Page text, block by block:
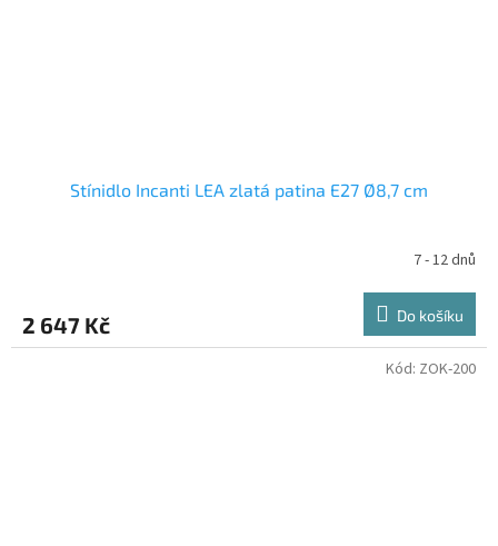
Stínidlo Incanti LEA zlatá patina E27 Ø8,7 cm
7 - 12 dnů
2 647 Kč Do košíku
Kód: ZOK-200